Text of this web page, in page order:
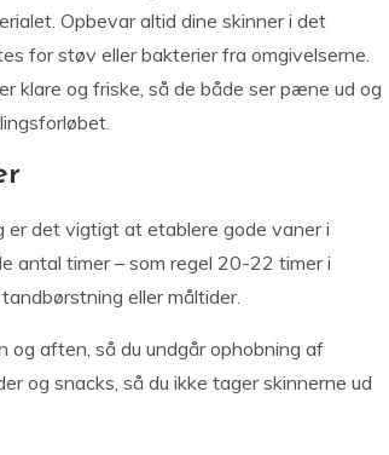
Opbevar altid dine skinner i det
for støv eller bakterier fra omgivelserne.
klare og friske, så de både ser pæne ud og
det vigtigt at etablere gode vaner i
antal timer – som regel 20-22 timer i
eller måltider.
og aften, så du undgår ophobning af
og snacks, så du ikke tager skinnerne ud